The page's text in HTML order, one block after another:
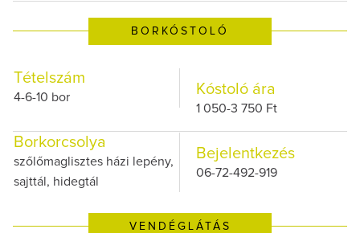
BORKÓSTOLÓ
Tételszám
4-6-10 bor Kóstoló ára
1 050-3 750 Ft
Borkorcsolya
szőlőmaglisztes házi lepény,
sajttál, hidegtál
Bejelentkezés
06-72-492-919
VENDÉGLÁTÁS